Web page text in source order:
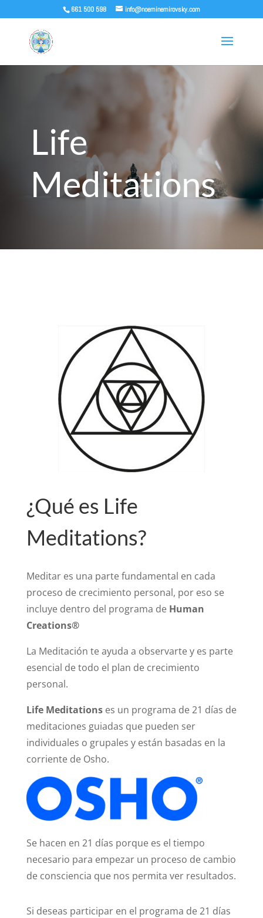
‭661 500 598‬ info@noeminemirovsky.com
Life
Meditations
¿Qué es Life
Meditations?
Meditar es una parte fundamental en cada
proceso de crecimiento personal, por eso se
incluye dentro del programa de Human
Creations®
La Meditación te ayuda a observarte y es parte
esencial de todo el plan de crecimiento
personal.
Life Meditationses un programa de 21 días de
meditaciones guiadas que pueden ser
individuales o grupales y están basadas en la
corriente de Osho.
Se hacen en 21 días porque es el tiempo
necesario para empezar un proceso de cambio
de consciencia que nos permita ver resultados.
Si deseas participar en el programa de 21 días